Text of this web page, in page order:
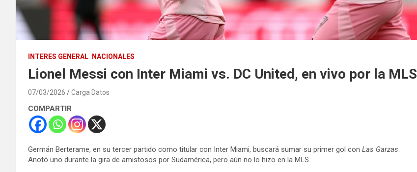
INTERES GENERAL NACIONALES
Lionel Messi con Inter Miami vs. DC United, en vivo por la MLS
07/03/2026 Carga Datos
COMPARTIR
Germán Berterame, en su tercer partido como titular con Inter Miami, buscará sumar su primer gol con Las Garzas.
Anotó uno durante la gira de amistosos por Sudamérica, pero aún no lo hizo en la MLS.